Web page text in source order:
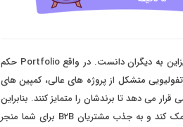
پورتفولیو سایت را می توان بهترین راه برای نماش نمونه کار و توانایی و مهارت هایوب دیزاین به دیگران دانست. در واقع Portfolio حکم
متشکل از پروژه های عالی، کمپین های
می دهد تا برندشان را متمایز کنند. بنابراین
ارائه نمونه کار یا پورتفولیوی حرفه ای می تواند به بهتر دیده شدن شما در فضای آنلاین کمک کند و به جذب مشتریان B2B برای شما منجر